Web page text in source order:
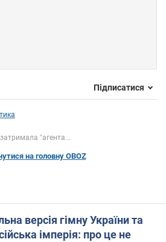
Підписатися
"агента...
на головну OBOZ
версія гімну України та
імперія: про це не